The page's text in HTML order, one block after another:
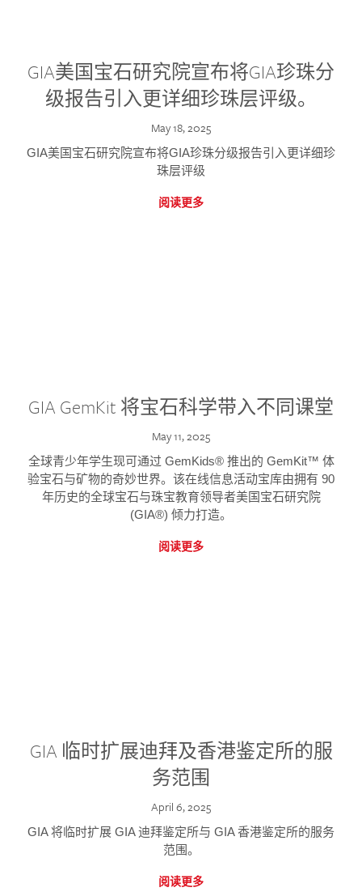
GIA美国宝石研究院宣布将GIA珍珠分
级报告引入更详细珍珠层评级。
May 18, 2025
GIA美国宝石研究院宣布将GIA珍珠分级报告引入更详细珍
珠层评级
阅读更多
GIA GemKit 将宝石科学带入不同课堂
May 11, 2025
全球青少年学生现可通过 GemKids® 推出的 GemKit™ 体
验宝石与矿物的奇妙世界。该在线信息活动宝库由拥有 90
年历史的全球宝石与珠宝教育领导者美国宝石研究院
(GIA®) 倾力打造。
阅读更多
GIA 临时扩展迪拜及香港鉴定所的服
务范围
April 6, 2025
GIA 将临时扩展 GIA 迪拜鉴定所与 GIA 香港鉴定所的服务
范围。
阅读更多